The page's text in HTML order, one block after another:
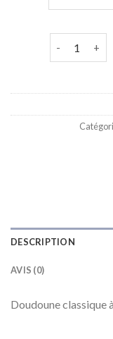
DESCRIPTION
AVIS (0)
Doudoune classique